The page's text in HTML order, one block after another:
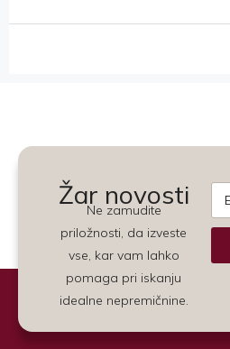
Žar novosti
Ne zamudite
priložnosti, da izveste
vse, kar vam lahko
pomaga pri iskanju
idealne nepremičnine.